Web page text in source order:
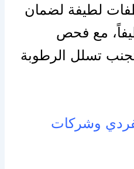
لطيفة لضمان
مع فحص
تسلل الرطوبة
وشركات